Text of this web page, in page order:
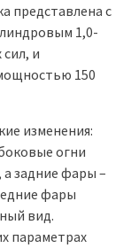
представлена с
1,0-
и
150
изменения:
огни
задние фары –
фары
вид.
параметрах